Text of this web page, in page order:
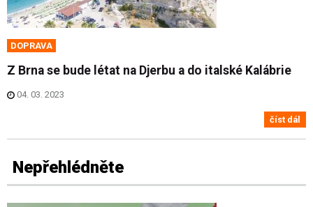
DOPRAVA
Z Brna se bude létat na Djerbu a do italské Kalábrie
04. 03. 2023
číst dál
Nepřehlédněte